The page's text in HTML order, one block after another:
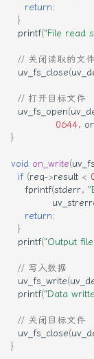
return;
}
printf("File read
// 关闭读取的文
uv_fs_close(
// 打开目标文件
uv_fs_open(
0644,
}
void on_write(
if (req->result <
fprintf(stderr,
return;
}
printf("Output
// 写入数据
uv_fs_write(
printf("Data
// 关闭目标文件
uv_fs_close(
}